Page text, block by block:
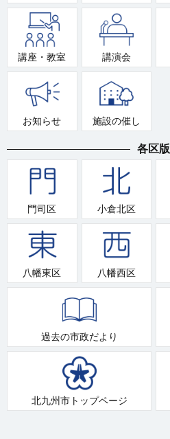
講座・教室 講演会
お知らせ 施設の催し
各区版
門司区 小倉北区
八幡東区 八幡西区
過去の市政だより
北九州市トップページ